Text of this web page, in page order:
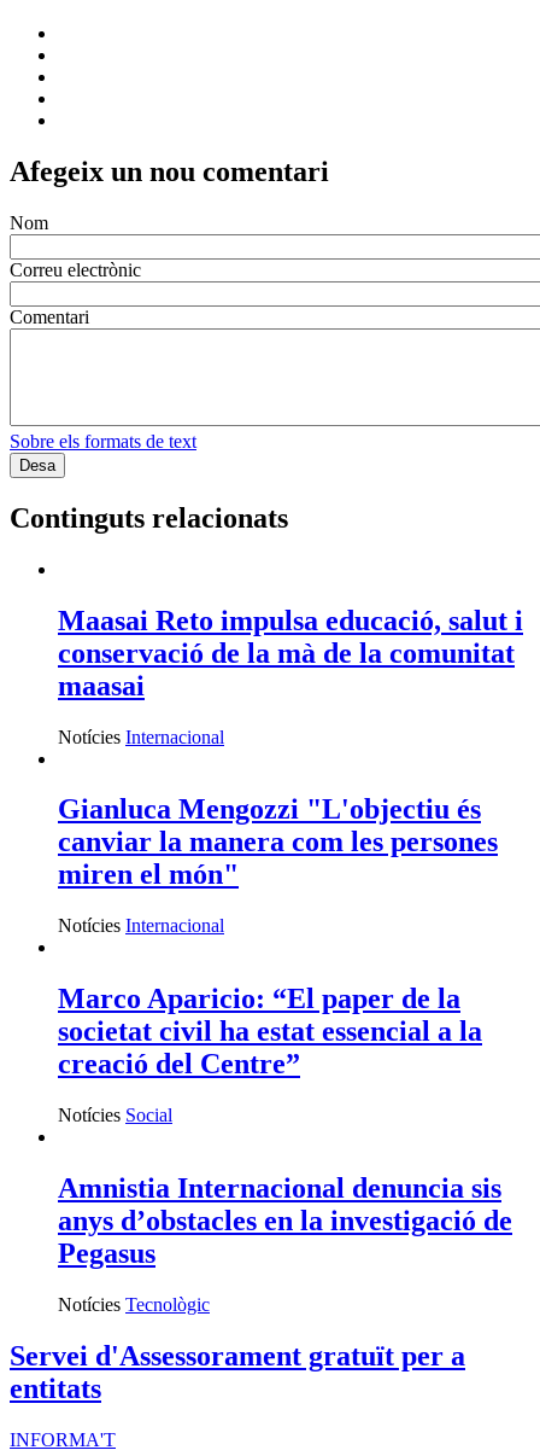
Afegeix un nou comentari
Nom
Correu electrònic
Comentari
Sobre els formats de text
Continguts relacionats
Maasai Reto impulsa educació, salut i
conservació de la mà de la comunitat
maasai
Notícies Internacional
Gianluca Mengozzi "L'objectiu és
canviar la manera com les persones
miren el món"
Notícies Internacional
Marco Aparicio: “El paper de la
societat civil ha estat essencial a la
creació del Centre”
Notícies Social
Amnistia Internacional denuncia sis
anys d’obstacles en la investigació de
Pegasus
Notícies Tecnològic
Servei d'Assessorament gratuït per a
entitats
INFORMA'T